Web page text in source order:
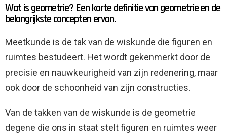
Wat is geometrie? Een korte definitie van geometrie en de
belangrijkste concepten ervan.
Meetkunde is de tak van de wiskunde die figuren en
ruimtes bestudeert. Het wordt gekenmerkt door de
precisie en nauwkeurigheid van zijn redenering, maar
ook door de schoonheid van zijn constructies.
Van de takken van de wiskunde is de geometrie
degene die ons in staat stelt figuren en ruimtes weer